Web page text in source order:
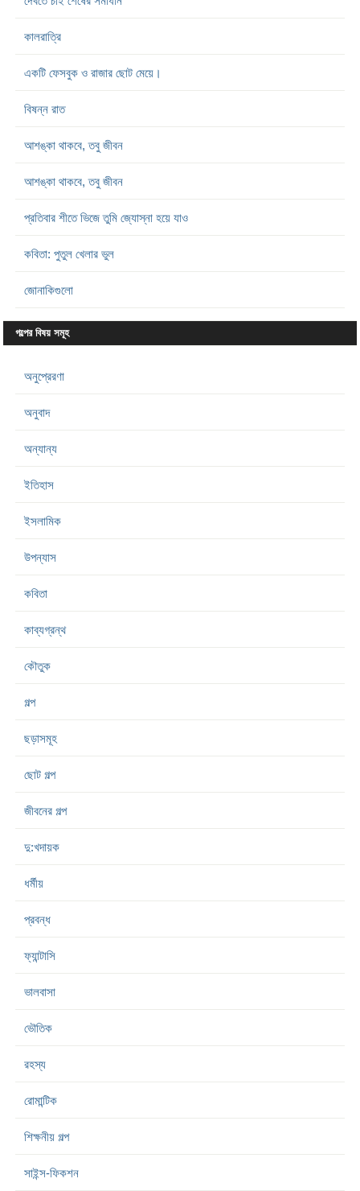
কালরাত্রি
একটি ফেসবুক ও রাজার ছোট মেয়ে।
বিষন্ন রাত
আশঙ্কা থাকবে, তবু জীবন
আশঙ্কা থাকবে, তবু জীবন
প্রতিবার শীতে ভিজে তুমি জ্যোস্না হয়ে যাও
কবিতা: পুতুল খেলার ভুল
জোনাকিগুলো
গল্পের বিষয় সমূহ
অনুপ্রেরণা
অনুবাদ
অন্যান্য
ইতিহাস
ইসলামিক
উপন্যাস
কবিতা
কাব্যগ্রন্থ
কৌতুক
গল্প
ছড়াসমূহ
ছোট গল্প
জীবনের গল্প
দু:খদায়ক
ধর্মীয়
প্রবন্ধ
ফ্যান্টাসি
ভালবাসা
ভৌতিক
রহস্য
রোমান্টিক
শিক্ষনীয় গল্প
সাইন্স-ফিকশন